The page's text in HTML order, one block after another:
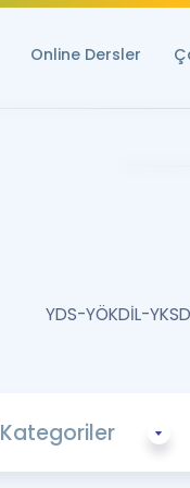
Online Dersler
YDS-YÖKDİL-
Kategoriler